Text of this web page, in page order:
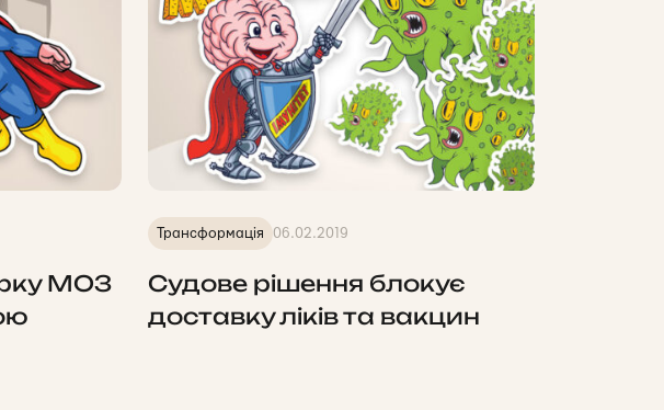
МОЗ
Трансформація 06.02.2019
Судове рішення блокує
доставку ліків та вакцин